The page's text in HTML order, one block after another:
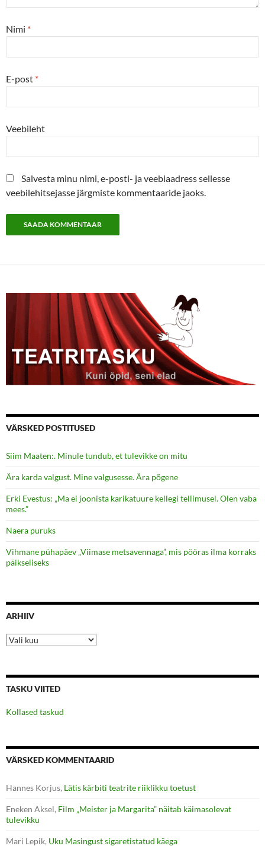
Nimi *
E-post *
Veebileht
Salvesta minu nimi, e-posti- ja veebiaadress sellesse
veebilehitsejasse järgmiste kommentaaride jaoks.
VÄRSKED POSTITUSED
Siim Maaten:. Minule tundub, et tulevikke on mitu
Ära karda valgust. Mine valgusesse. Ära põgene
Erki Evestus: „Ma ei joonista karikatuure kellegi tellimusel. Olen vaba
mees.”
Naera puruks
Vihmane pühapäev „Viimase metsavennaga”, mis pööras ilma korraks
päikseliseks
ARHIIV
Arhiiv
TASKU VIITED
Kollased taskud
VÄRSKED KOMMENTAARID
Hannes Korjus, Lätis kärbiti teatrite riiklikku toetust
Eneken Aksel, Film „Meister ja Margarita” näitab käimasolevat
tulevikku
Mari Lepik, Uku Masingust sigaretistatud käega